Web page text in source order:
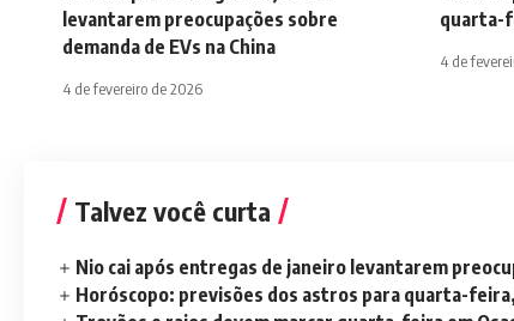
levantarem preocupações sobre
demanda de EVs na China
4 de fevereiro de 2026
quarta-
4 de
Talvez você curta
Nio cai após entregas de janeiro levantarem
Horóscopo: previsões dos astros para quarta-